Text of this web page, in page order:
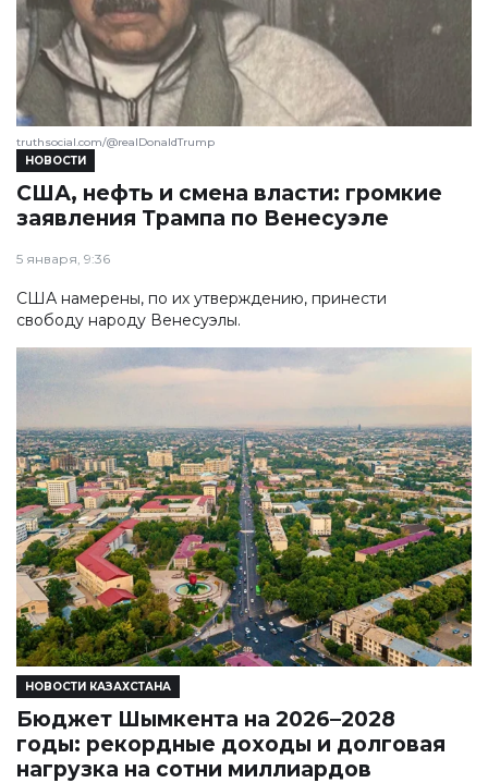
НОВОСТИ
США, нефть и смена власти: громкие
заявления Трампа по Венесуэле
5 января, 9:36
США намерены, по их утверждению, принести
свободу народу Венесуэлы.
truthsocial.com/@realDonaldTrump
НОВОСТИ КАЗАХСТАНА
Бюджет Шымкента на 2026–2028
годы: рекордные доходы и долговая
нагрузка на сотни миллиардов